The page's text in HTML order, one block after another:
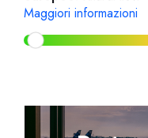
Maggiori informazioni